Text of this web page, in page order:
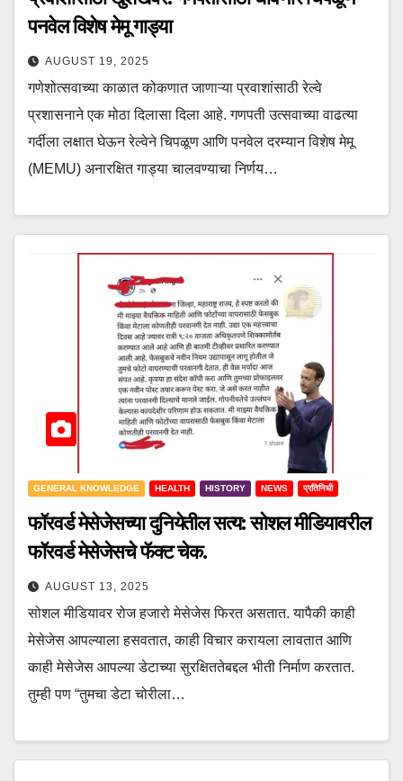
पनवेल विशेष मेमू गाड्या
AUGUST 19, 2025
गणेशोत्सवाच्या काळात कोकणात जाणाऱ्या प्रवाशांसाठी रेल्वे
प्रशासनाने एक मोठा दिलासा दिला आहे. गणपती उत्सवाच्या वाढत्या
गर्दीला लक्षात घेऊन रेल्वेने चिपळूण आणि पनवेल दरम्यान विशेष मेमू
(MEMU) अनारक्षित गाड्या चालवण्याचा निर्णय…
GENERAL KNOWLEDGE HEALTH HISTORY NEWS प्रतिनिधी
फॉरवर्ड मेसेजेसच्या दुनियेतील सत्य: सोशल मीडियावरील
फॉरवर्ड मेसेजेसचे फॅक्ट चेक.
AUGUST 13, 2025
सोशल मीडियावर रोज हजारो मेसेजेस फिरत असतात. यापैकी काही
मेसेजेस आपल्याला हसवतात, काही विचार करायला लावतात आणि
काही मेसेजेस आपल्या डेटाच्या सुरक्षिततेबद्दल भीती निर्माण करतात.
तुम्ही पण “तुमचा डेटा चोरीला…